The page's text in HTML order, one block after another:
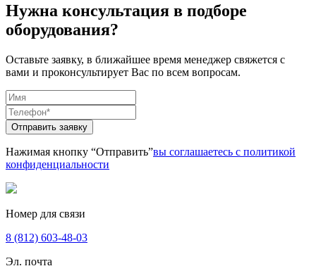
Нужна консультация в подборе
оборудования?
Оставьте заявку, в ближайшее время менеджер свяжется с
вами и проконсультирует Вас по всем вопросам.
Отправить заявку
Нажимая кнопку “Отправить”вы соглашаетесь с политикой
конфиденциальности
Номер для связи
8 (812) 603-48-03
Эл. почта